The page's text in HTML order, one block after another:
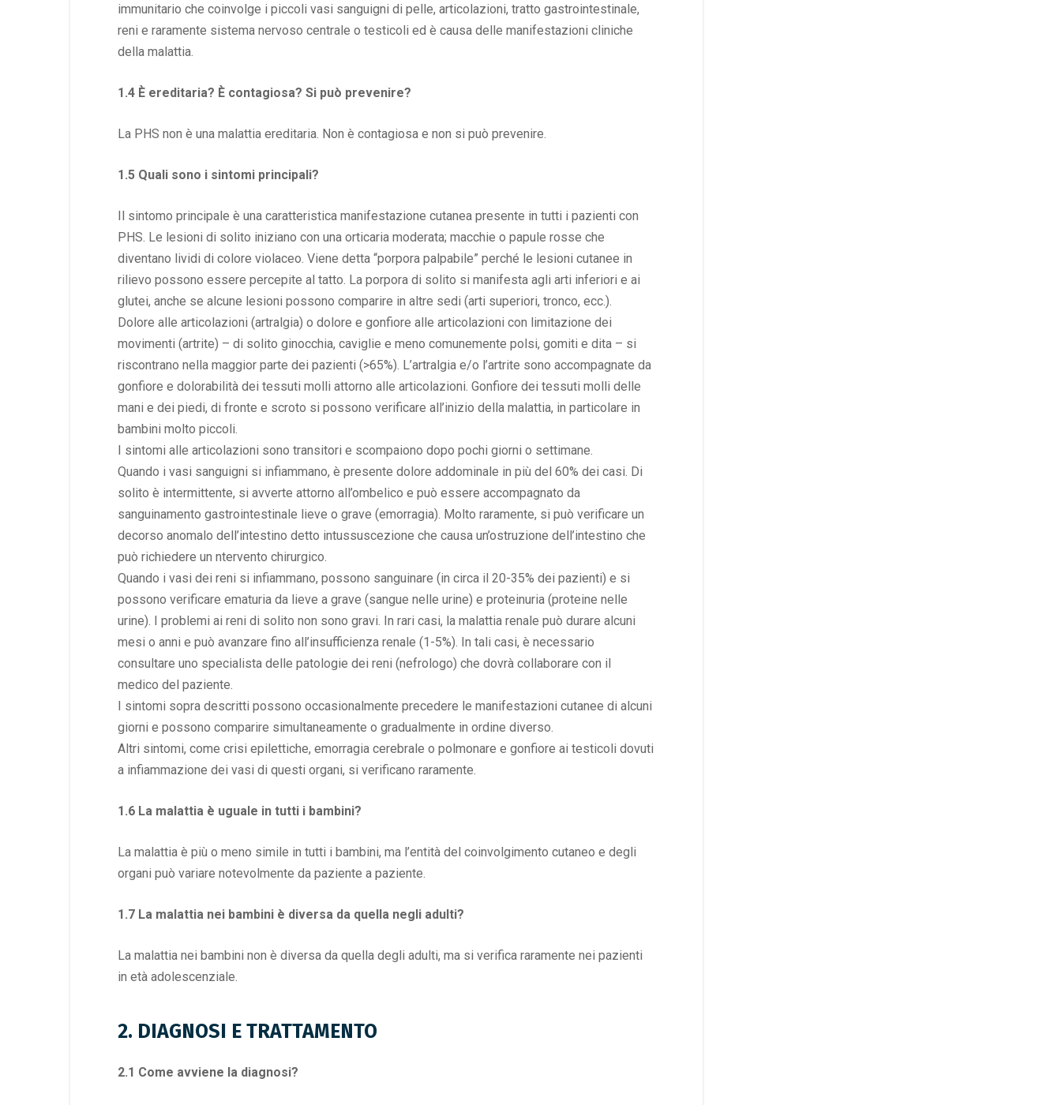
immunitario che coinvolge i piccoli vasi sanguigni di pelle, articolazioni, tratto gastrointestinale,
reni e raramente sistema nervoso centrale o testicoli ed è causa delle manifestazioni cliniche
della malattia.
1.4 È ereditaria? È contagiosa? Si può prevenire?
La PHS non è una malattia ereditaria. Non è contagiosa e non si può prevenire.
1.5 Quali sono i sintomi principali?
Il sintomo principale è una caratteristica manifestazione cutanea presente in tutti i pazienti con
PHS. Le lesioni di solito iniziano con una orticaria moderata; macchie o papule rosse che
diventano lividi di colore violaceo. Viene detta “porpora palpabile” perché le lesioni cutanee in
rilievo possono essere percepite al tatto. La porpora di solito si manifesta agli arti inferiori e ai
glutei, anche se alcune lesioni possono comparire in altre sedi (arti superiori, tronco, ecc.).
Dolore alle articolazioni (artralgia) o dolore e gonfiore alle articolazioni con limitazione dei
movimenti (artrite) – di solito ginocchia, caviglie e meno comunemente polsi, gomiti e dita – si
riscontrano nella maggior parte dei pazienti (>65%). L’artralgia e/o l’artrite sono accompagnate da
gonfiore e dolorabilità dei tessuti molli attorno alle articolazioni. Gonfiore dei tessuti molli delle
mani e dei piedi, di fronte e scroto si possono verificare all’inizio della malattia, in particolare in
bambini molto piccoli.
I sintomi alle articolazioni sono transitori e scompaiono dopo pochi giorni o settimane.
Quando i vasi sanguigni si infiammano, è presente dolore addominale in più del 60% dei casi. Di
solito è intermittente, si avverte attorno all’ombelico e può essere accompagnato da
sanguinamento gastrointestinale lieve o grave (emorragia). Molto raramente, si può verificare un
decorso anomalo dell’intestino detto intussuscezione che causa un’ostruzione dell’intestino che
può richiedere un ntervento chirurgico.
Quando i vasi dei reni si infiammano, possono sanguinare (in circa il 20-35% dei pazienti) e si
possono verificare ematuria da lieve a grave (sangue nelle urine) e proteinuria (proteine nelle
urine). I problemi ai reni di solito non sono gravi. In rari casi, la malattia renale può durare alcuni
mesi o anni e può avanzare fino all’insufficienza renale (1-5%). In tali casi, è necessario
consultare uno specialista delle patologie dei reni (nefrologo) che dovrà collaborare con il
medico del paziente.
I sintomi sopra descritti possono occasionalmente precedere le manifestazioni cutanee di alcuni
giorni e possono comparire simultaneamente o gradualmente in ordine diverso.
Altri sintomi, come crisi epilettiche, emorragia cerebrale o polmonare e gonfiore ai testicoli dovuti
a infiammazione dei vasi di questi organi, si verificano raramente.
1.6 La malattia è uguale in tutti i bambini?
La malattia è più o meno simile in tutti i bambini, ma l’entità del coinvolgimento cutaneo e degli
organi può variare notevolmente da paziente a paziente.
1.7 La malattia nei bambini è diversa da quella negli adulti?
La malattia nei bambini non è diversa da quella degli adulti, ma si verifica raramente nei pazienti
in età adolescenziale.
2. DIAGNOSI E TRATTAMENTO
2.1 Come avviene la diagnosi?